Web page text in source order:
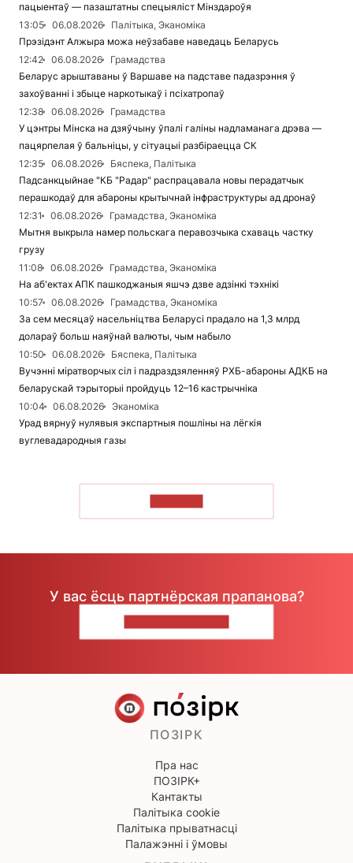
пацыентаў — пазаштатны спецыяліст Мінздароўя
13:05
06.08.2026
Палітыка, Эканоміка
Прэзідэнт Алжыра можа неўзабаве наведаць Беларусь
12:42
06.08.2026
Грамадства
Беларус арыштаваны ў Варшаве на падставе падазрэння ў
захоўванні і збыце наркотыкаў і псіхатропаў
12:38
06.08.2026
Грамадства
У цэнтры Мінска на дзяўчыну ўпалі галіны надламанага дрэва —
пацярпелая ў бальніцы, у сітуацыі разбіраецца СК
12:35
06.08.2026
Бяспека, Палітыка
Падсанкцыйнае "КБ "Радар" распрацавала новы перадатчык
перашкодаў для абароны крытычнай інфраструктуры ад дронаў
12:31
06.08.2026
Грамадства, Эканоміка
Мытня выкрыла намер польскага перавозчыка схаваць частку
грузу
11:08
06.08.2026
Грамадства, Эканоміка
На аб'ектах АПК пашкоджаныя яшчэ дзве адзінкі тэхнікі
10:57
06.08.2026
Грамадства, Эканоміка
За сем месяцаў насельніцтва Беларусі прадало на 1,3 млрд
долараў больш наяўнай валюты, чым набыло
10:50
06.08.2026
Бяспека, Палітыка
Вучэнні міратворчых сіл і падраздзяленняў РХБ-абароны АДКБ на
беларускай тэрыторыі пройдуць 12–16 кастрычніка
10:04
06.08.2026
Эканоміка
Урад вярнуў нулявыя экспартныя пошліны на лёгкія
вуглевадародныя газы
У вас ёсць партнёрская прапанова?
ПОЗІРК
Пра нас
ПОЗІРК+
Кантакты
Палітыка cookie
Палітыка прыватнасці
Палажэнні і ўмовы